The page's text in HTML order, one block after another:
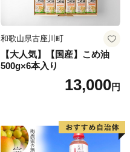
和歌山県古座川町
【大人気】【国産】こめ油
500g×6本入り
13,000円